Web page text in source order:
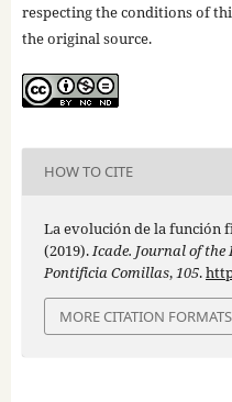
respecting the conditions of
the original source.
HOW TO CITE
La evolución de la función
(2019).Icade. Journal of
Pontificia Comillas,105.
MORE CITATION FORMATS